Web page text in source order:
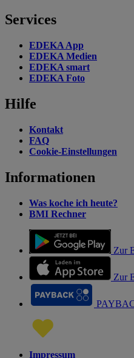
Services
EDEKA App
EDEKA Medien
EDEKA smart
EDEKA Foto
Hilfe
Kontakt
FAQ
Cookie-Einstellungen
Informationen
Was koche ich heute?
BMI Rechner
Zur
Zur
Impressum